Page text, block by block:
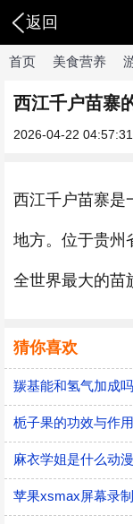
返回
首页 美食营养
西江千户苗寨
2026-04-22 04:57:31
西江千户苗寨是
地方。位于贵州
全世界最大的苗
猜你喜欢
羰基能和氢气加成吗
栀子果的功效与作用
麻衣学姐是什么动
苹果xsmax屏幕录